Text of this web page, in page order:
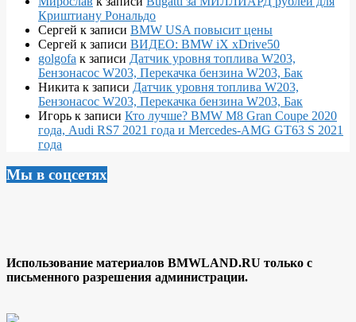
Криштиану Рональдо
Сергей к записи BMW USA повысит цены
Сергей к записи ВИДЕО: BMW iX xDrive50
golgofa к записи Датчик уровня топлива W203,
Бензонасос W203, Перекачка бензина W203, Бак
Никита к записи Датчик уровня топлива W203,
Бензонасос W203, Перекачка бензина W203, Бак
Игорь к записи Кто лучше? BMW M8 Gran Coupe 2020
года, Audi RS7 2021 года и Mercedes-AMG GT63 S 2021
года
Мы в соцсетях
Использование материалов BMWLAND.RU только с
письменного разрешения администрации.